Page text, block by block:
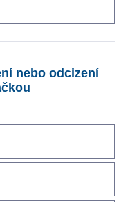
nebo odcizení